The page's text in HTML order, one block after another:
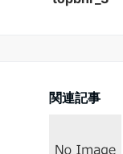
関連記事